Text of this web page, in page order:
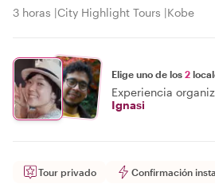
3 horas City Highlight Tours Kobe
Elige uno de los 2
Experiencia
Ignasi
Tour privado Confirmación